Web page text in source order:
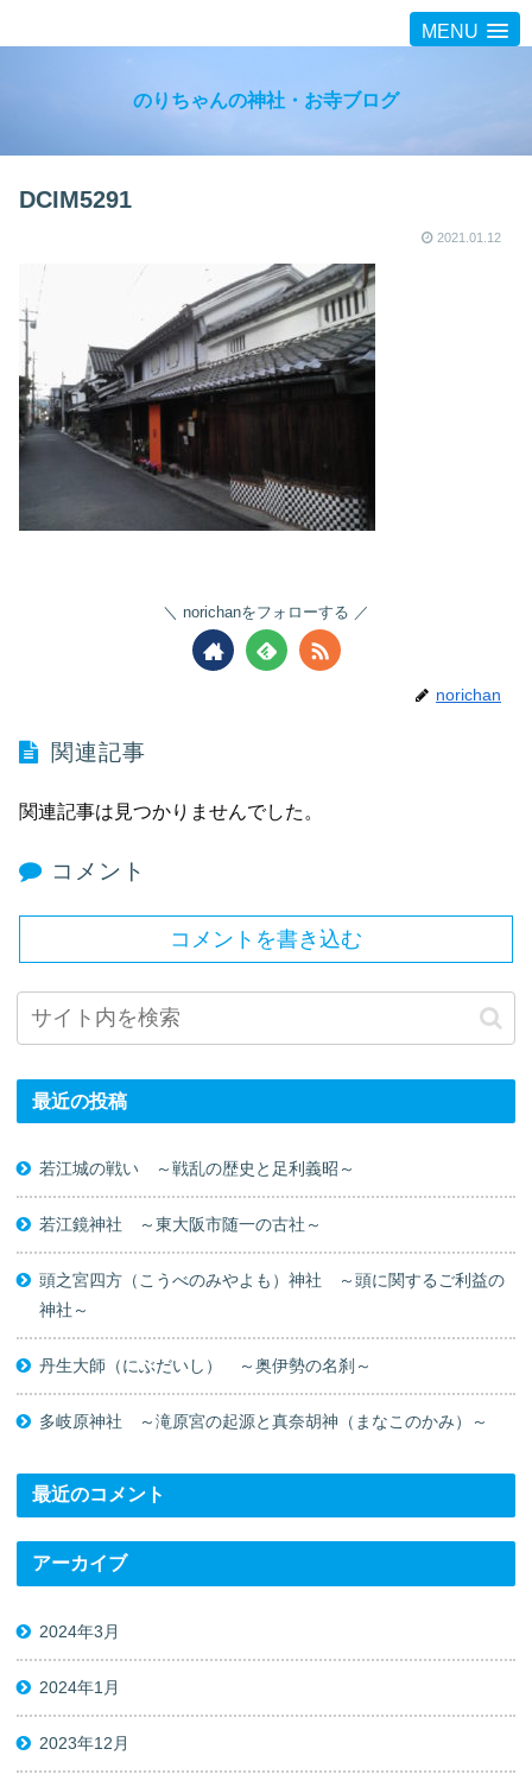
MENU
のりちゃんの神社・お寺ブログ
DCIM5291
2021.01.12
norichanをフォローする
norichan
関連記事
関連記事は見つかりませんでした。
コメント
コメントを書き込む
最近の投稿
若江城の戦い ～戦乱の歴史と足利義昭～
若江鏡神社 ～東大阪市随一の古社～
頭之宮四方（こうべのみやよも）神社 ～頭に関するご利益の
神社～
丹生大師（にぶだいし） ～奥伊勢の名刹～
多岐原神社 ～滝原宮の起源と真奈胡神（まなこのかみ）～
最近のコメント
アーカイブ
2024年3月
2024年1月
2023年12月